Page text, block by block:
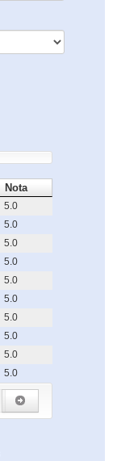
Nota
5.0
5.0
5.0
5.0
5.0
5.0
5.0
5.0
5.0
5.0